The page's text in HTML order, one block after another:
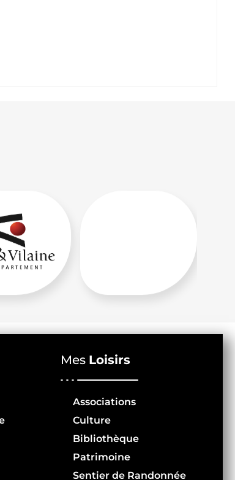
Mes Loisirs
Associations
Culture
Bibliothèque
Patrimoine
Sentier de Randonnée